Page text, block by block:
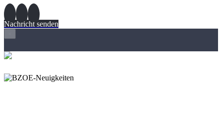
Nachricht senden